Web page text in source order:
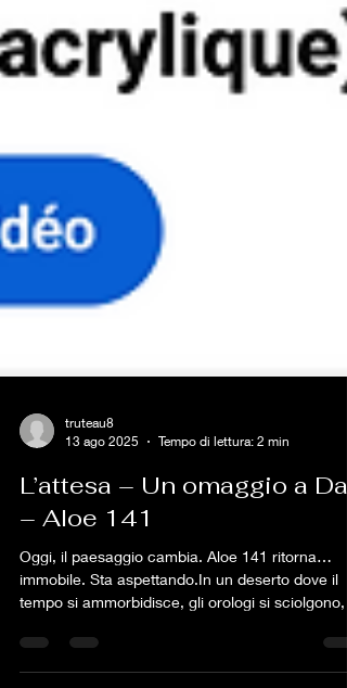
Tempo di lettura: 2 min
L’attesa – Un omaggio a Dalí
– Aloe 141
Oggi, il paesaggio cambia. Aloe 141 ritorna…
immobile. Sta aspettando.In un deserto dove il
tempo si ammorbidisce, gli orologi si sciolgono,